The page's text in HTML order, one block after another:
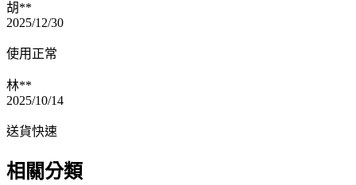
胡**
2025/12/30
使用正常
林**
2025/10/14
送貨快速
相關分類